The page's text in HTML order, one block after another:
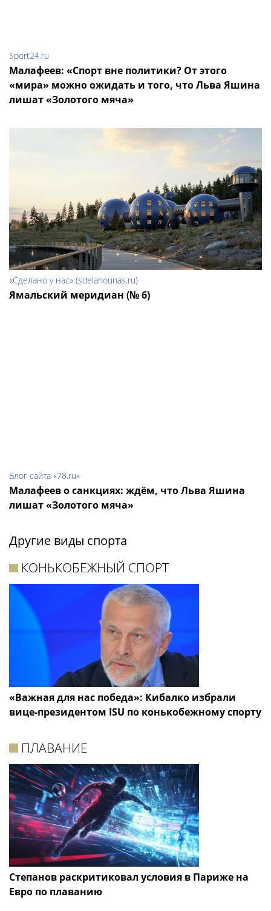
Sport24.ru
Малафеев: «Спорт вне политики? От этого
«мира» можно ожидать и того, что Льва Яшина
лишат «Золотого мяча»
«Сделано у нас» (sdelanounas.ru)
Ямальский меридиан (№ 6)
Блог сайта «78.ru»
Малафеев о санкциях: ждём, что Льва Яшина
лишат «Золотого мяча»
Другие виды спорта
КОНЬКОБЕЖНЫЙ СПОРТ
«Важная для нас победа»: Кибалко избрали
вице-президентом ISU по конькобежному спорту
ПЛАВАНИЕ
Степанов раскритиковал условия в Париже на
Евро по плаванию